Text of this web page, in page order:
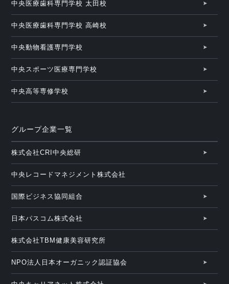
中央医療歯科専門学校 太田校
中央医療歯科専門学校 高崎校
中央動物看護専門学校
中央スポーツ医療専門学校
中央高等専修学校
グループ企業一覧
株式会社CRI中央総研
中央レコードマネジメント株式会社
国際ビジネス協同組合
日本パスコム株式会社
株式会社TBM健康美容研究所
NPO法人日本オーガニック認証協会